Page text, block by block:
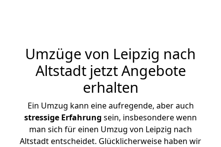
Umzüge von Leipzig nach
Altstadt jetzt Angebote
erhalten
Ein Umzug kann eine aufregende, aber auch
stressige Erfahrung sein, insbesondere wenn
man sich für einen Umzug von Leipzig nach
Altstadt entscheidet. Glücklicherweise haben wir